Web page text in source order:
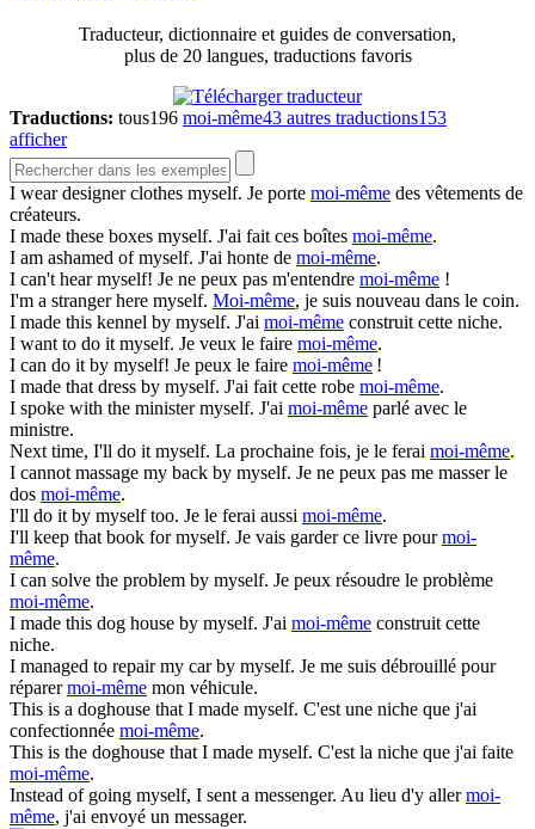
Traducteur, dictionnaire et guides de conversation,
plus de 20 langues, traductions favoris
Traductions: tous196 moi-même43 autres traductions153
afficher
I wear designer clothes myself. Je porte moi-même des vêtements de
créateurs.
I made these boxes myself. J'ai fait ces boîtes moi-même.
I am ashamed ofmyself. J'ai honte de moi-même.
I can't hearmyself! Je ne peux pas m'entendre moi-même !
I'm a stranger here myself. Moi-même, je suis nouveau dans le coin.
I made this kennel by myself. J'ai moi-même construit cette niche.
I want to do itmyself. Je veux le faire moi-même.
I can do it by myself! Je peux le faire moi-même !
I made that dress by myself. J'ai fait cette robe moi-même.
I spoke with the ministermyself. J'ai moi-même parlé avec le
ministre.
Next time, I'll do itmyself. La prochaine fois, je le ferai moi-même.
I cannot massage my back by myself. Je ne peux pas me masser le
dos moi-même.
I'll do it by myselftoo. Je le ferai aussi moi-même.
I'll keep that book formyself. Je vais garder ce livre pourmoi-
même.
I can solve the problem by myself. Je peux résoudre le problème
moi-même.
I made this dog house by myself. J'ai moi-même construit cette
niche.
I managed to repair my car by myself. Je me suis débrouillé pour
réparermoi-même mon véhicule.
This is a doghouse that I made myself. C'est une niche que j'ai
confectionnée moi-même.
This is the doghouse that I made myself. C'est la niche que j'ai faite
moi-même.
Instead of going myself, I sent a messenger. Au lieu d'y allermoi-
même, j'ai envoyé un messager.